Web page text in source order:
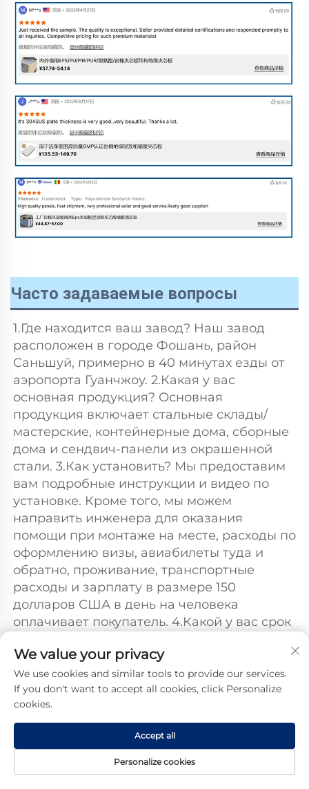
Часто задаваемые вопросы
1.Где находится ваш завод? Наш завод
расположен в городе Фошань, район
Саньшуй, примерно в 40 минутах езды от
аэропорта Гуанчжоу. 2.Какая у вас
основная продукция? Основная
продукция включает стальные склады/
мастерские, контейнерные дома, сборные
дома и сендвич-панели из окрашенной
стали. 3.Как установить? Мы предоставим
вам подробные инструкции и видео по
установке. Кроме того, мы можем
направить инженера для оказания
помощи при монтаже на месте, расходы по
оформлению визы, авиабилеты туда и
обратно, проживание, транспортные
расходы и зарплату в размере 150
долларов США в день на человека
оплачивает покупатель. 4.Какой у вас срок
составляет 10 дней, конкретно в
соответствии с объемом заказа. 5.Как я
могу получить смету на проект? Если у вас
есть чертежи, мы можем предложить вам
смету в соответствии с вашими
чертежами; если у вас нет проекта, наши
инженеры разработают чертежи для вас
на подтверждение, а затем предоставят
We value your privacy
We use cookies and similar tools to provide our services.
If you don't want to accept all cookies, click Personalize
cookies.
Personalize cookies
Accept all